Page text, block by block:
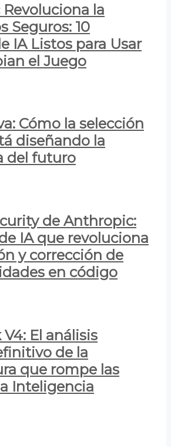
la
Seguros: 10
IA Listos para Usar
el Juego
Cómo la selección
diseñando la
del futuro
de Anthropic:
IA que revoluciona
y corrección de
en código
V4: El análisis
de la
que rompe las
Inteligencia